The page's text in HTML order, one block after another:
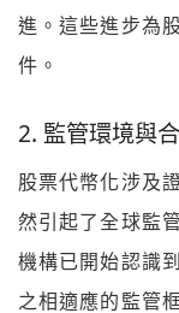
進。這些進步為
件。
2. 監管環境與
股票代幣化涉及
然引起了全球監
機構已開始認識
之相適應的監管